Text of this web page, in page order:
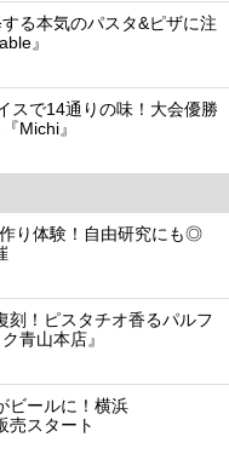
る本気のパスタ&ピザに注
』
スで14通りの味！大会優勝
Michi』
り体験！自由研究にも◎
刻！ピスタチオ香るパルフ
青山本店』
ビールに！横浜
売スタート